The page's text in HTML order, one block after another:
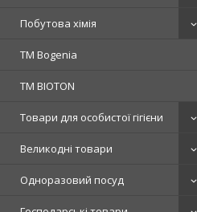
Побутова хімія
ТМ Bogenia
ТМ BIOTON
Товари для особистої гігієни
Великодні товари
Одноразовий посуд